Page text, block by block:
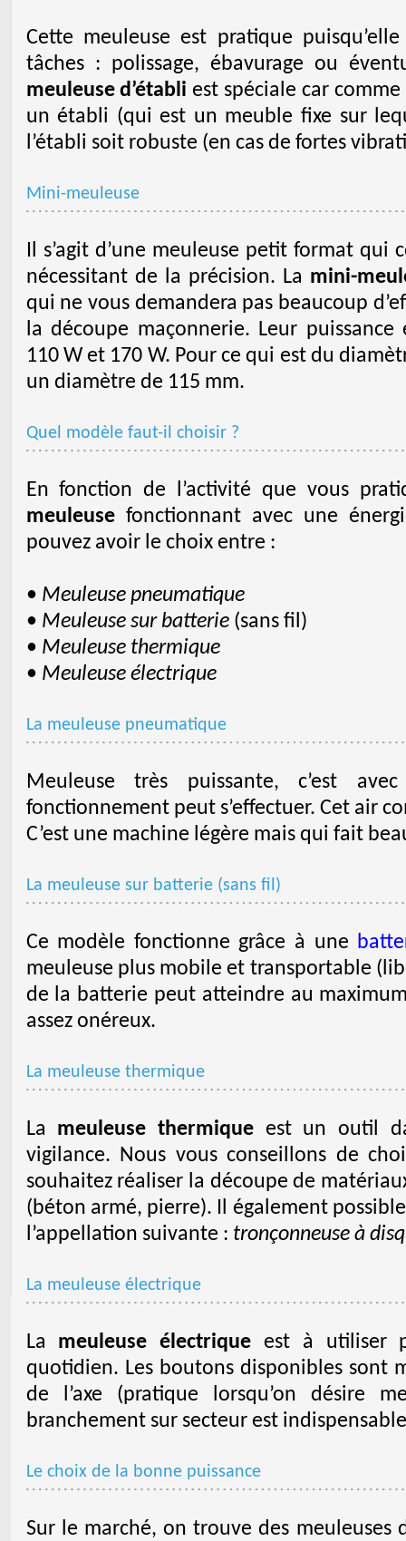
Cette meuleuse est pratique
tâches : polissage, ébavurage ou
meuleuse d’établi est spéciale car
un établi (qui est un meuble fixe sur
l’établi soit robuste (en cas de fortes
Mini-meuleuse
Il s’agit d’une meuleuse petit format
nécessitant de la précision. La mini-
qui ne vous demandera pas beaucoup
la découpe maçonnerie. Leur
110 W et 170 W. Pour ce qui est du
un diamètre de 115 mm.
Quel modèle faut-il choisir ?
En fonction de l’activité que vous
meuleusefonctionnant avec une
pouvez avoir le choix entre :
• Meuleuse pneumatique
• Meuleuse sur batterie(sans fil)
• Meuleuse thermique
• Meuleuse électrique
La meuleuse pneumatique
Meuleuse très puissante, c’est
fonctionnement peut s’effectuer. Cet air
C’est une machine légère mais qui fait
La meuleuse sur batterie (sans fil)
Ce modèle fonctionne grâce à une
meuleuse plus mobile et transportable
de la batterie peut atteindre au
assez onéreux.
La meuleuse thermique
La meuleuse thermiqueest un outil
vigilance. Nous vous conseillons de
souhaitez réaliser la découpe de
(béton armé, pierre). Il également
l’appellation suivante : tronçonneuse à
La meuleuse électrique
La meuleuse électrique est à utiliser
quotidien. Les boutons disponibles sont
de l’axe (pratique lorsqu’on désire
branchement sur secteur est
Le choix de la bonne puissance
Sur le marché, on trouve des meuleuses